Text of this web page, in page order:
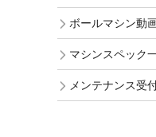
ボールマシン動
マシンスペック
メンテナンス受